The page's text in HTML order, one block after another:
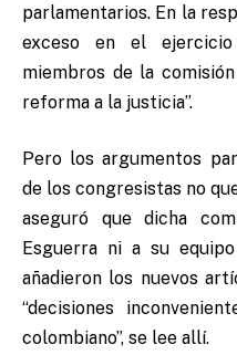
parlamentarios. En la
exceso en el
miembros de la
reforma a la justicia”.
Pero los argumentos
de los congresistas no
aseguró que dicha
Esguerra ni a su
añadieron los nuevos
“decisiones
colombiano”, se lee allí.